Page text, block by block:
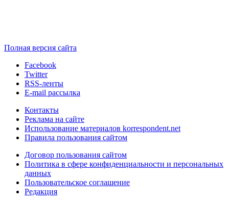
Полная версия сайта
Facebook
Twitter
RSS-ленты
E-mail рассылка
Контакты
Реклама на сайте
Использование материалов korrespondent.net
Правила пользования сайтом
Договор пользования сайтом
Политика в сфере конфиденциальности и персональных
данных
Пользовательское соглашение
Редакция